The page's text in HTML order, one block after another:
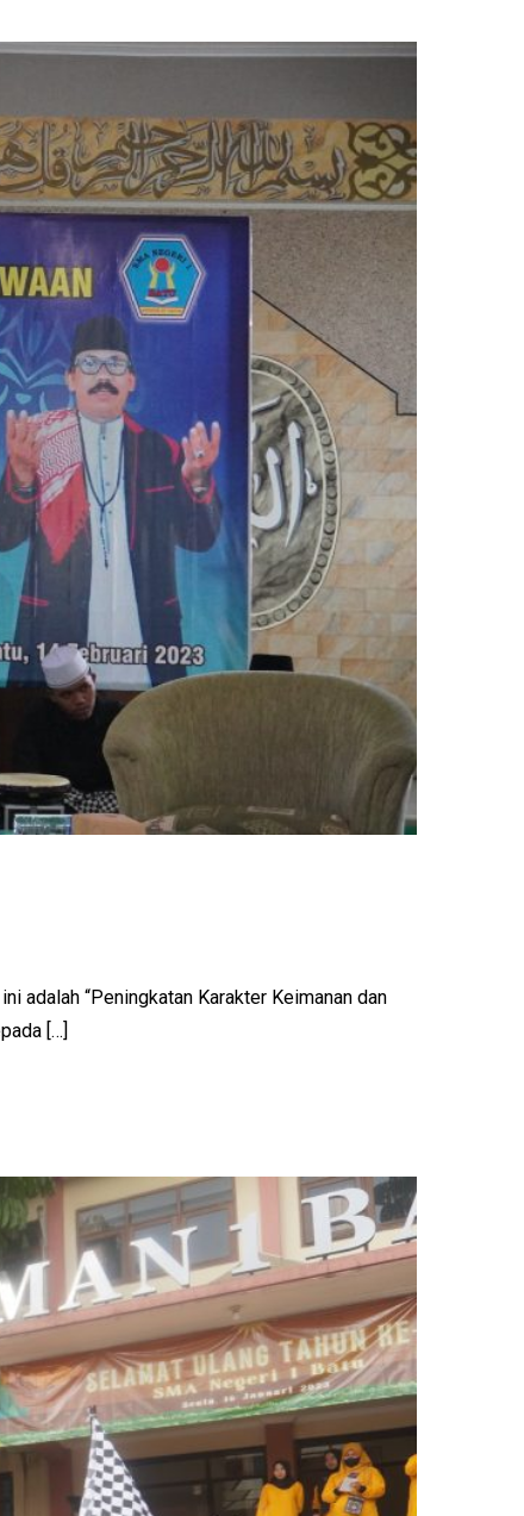
adalah “Peningkatan Karakter Keimanan dan
[…]